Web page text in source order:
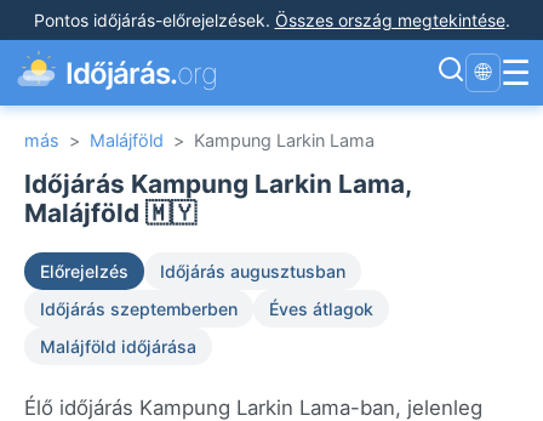
Pontos időjárás-előrejelzések. Összes ország megtekintése.
Időjárás.org 🌐 ☰
más > Malájföld > Kampung Larkin Lama
Időjárás Kampung Larkin Lama,
Malájföld 🇲🇾
Előrejelzés
Időjárás augusztusban
Időjárás szeptemberben
Éves átlagok
Malájföld időjárása
Élő időjárás Kampung Larkin Lama-ban, jelenleg